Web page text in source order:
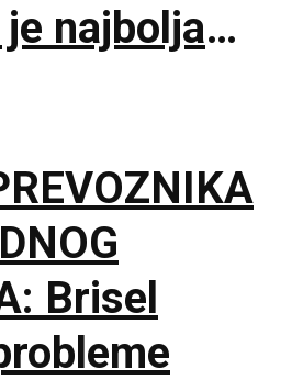
najbolja
Brisel